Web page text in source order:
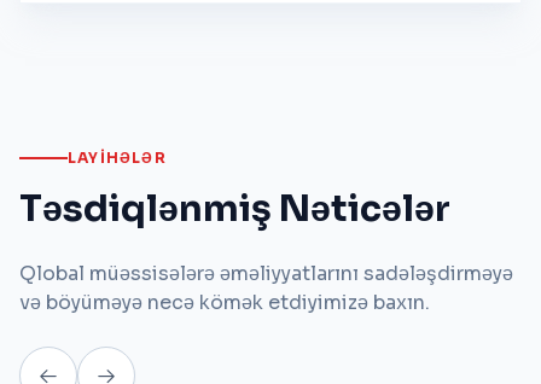
LAYIHƏLƏR
Təsdiqlənmiş Nəticələr
Qlobal müəssisələrə əməliyyatlarını sadələşdirməyə
və böyüməyə necə kömək etdiyimizə baxın.